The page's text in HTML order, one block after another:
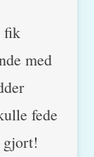
fik
med
fede
gjort!